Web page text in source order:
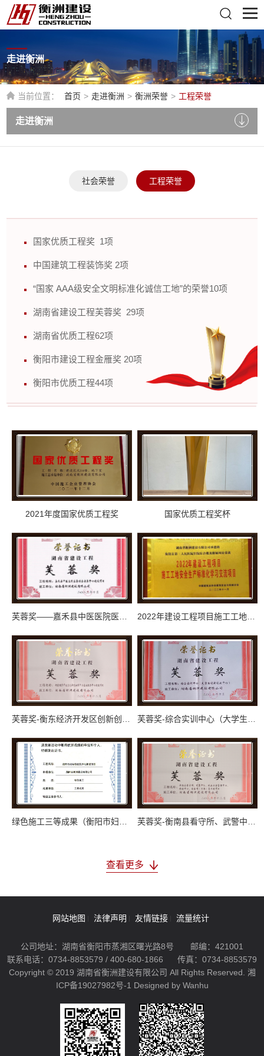
走进衡洲
当前位置： 首页 > 走进衡洲 > 衡洲荣誉 > 工程荣誉
走进衡洲
社会荣誉 工程荣誉
国家优质工程奖 1项
中国建筑工程装饰奖 2项
“国家 AAA级安全文明标准化诚信工地”的荣誉10项
湖南省建设工程芙蓉奖 29项
湖南省优质工程62项
衡阳市建设工程金雁奖 20项
衡阳市优质工程44项
国家优质工程奖杯
2021年度国家优质工程奖
2022年建设工程项目施工工地安全生产标准化学习交流项目（AAA）-衡阳县第三人民医院住院综合楼及附用房
芙蓉奖——嘉禾县中医医院医养结合康养中心建设项目（2023.10）
芙蓉奖-综合实训中心（大学生创新创业中心）
芙蓉奖-衡东经济开发区创新创业园中小企业服务中心建设项目2022年12月
芙蓉奖-衡南县看守所、武警中队、执法办案管理中心、体检中心、拘留所（二期）待工程项目2022年12月
绿色施工三等成果（衡阳市妇幼保健院异地新建项目）
查看更多
网站地图 法律声明 友情链接 流量统计
公司地址：湖南省衡阳市蒸湘区曙光路8号
邮编：421001
联系电话：0734-8853579 / 400-680-1866
传真：0734-8853579
Copyright © 2019 湖南省衡洲建设有限公司 All Rights Reserved. 湘
ICP备19027982号-1 Designed by Wanhu